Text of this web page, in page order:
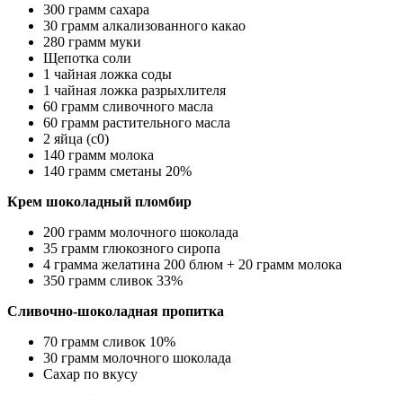
300 грамм сахара
30 грамм алкализованного какао
280 грамм муки
Щепотка соли
1 чайная ложка соды
1 чайная ложка разрыхлителя
60 грамм сливочного масла
60 грамм растительного масла
2 яйца (с0)
140 грамм молока
140 грамм сметаны 20%
Крем шоколадный пломбир
200 грамм молочного шоколада
35 грамм глюкозного сиропа
4 грамма желатина 200 блюм + 20 грамм молока
350 грамм сливок 33%
Сливочно-шоколадная пропитка
70 грамм сливок 10%
30 грамм молочного шоколада
Сахар по вкусу